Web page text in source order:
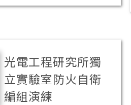
光電工程研究所獨
立實驗室防火自衛
編組演練